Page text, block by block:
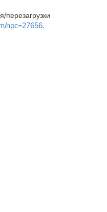
перезагрузки
npc=27656.